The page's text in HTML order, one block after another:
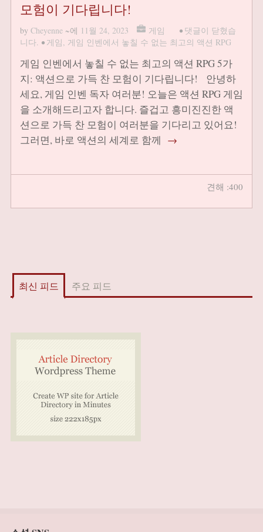
모험이 기다립니다!
by Cheyenne ~에 11월 24, 2023 게임 • 댓글이 닫혔습
니다. • 게임, 게임 인벤에서 놓칠 수 없는 최고의 액션 RPG
게임 인벤에서 놓칠 수 없는 최고의 액션 RPG 5가
지: 액션으로 가득 찬 모험이 기다립니다! 안녕하
세요, 게임 인벤 독자 여러분! 오늘은 액션 RPG 게임
을 소개해드리고자 합니다. 즐겁고 흥미진진한 액
션으로 가득 찬 모험이 여러분을 기다리고 있어요!
그러면, 바로 액션의 세계로 함께 →
견해 :400
최신 피드 주요 피드